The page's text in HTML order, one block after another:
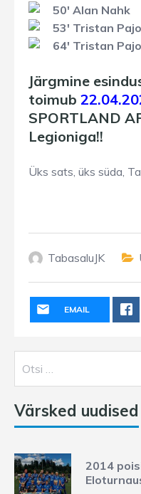
50′ Alan Nahk
53′ Tristan Pajo
64′ Tristan
Järgmine
toimub
SPORTLAND
Legioniga!!
Üks sats, üks süda,
TabasaluJK
EMAIL
Värsked uudised
2014